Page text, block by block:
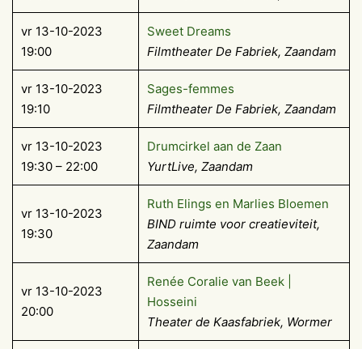
vr 13-10-2023
19:00
Sweet Dreams
Filmtheater De Fabriek, Zaandam
vr 13-10-2023
19:10
Sages-femmes
Filmtheater De Fabriek, Zaandam
vr 13-10-2023
19:30 – 22:00
Drumcirkel aan de Zaan
YurtLive, Zaandam
vr 13-10-2023
19:30
Ruth Elings en Marlies Bloemen
BIND ruimte voor creatieviteit,
Zaandam
vr 13-10-2023
20:00
Renée Coralie van Beek |
Hosseini
Theater de Kaasfabriek, Wormer